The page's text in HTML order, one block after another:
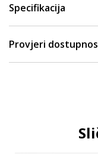
Specifikacija
Provjeri